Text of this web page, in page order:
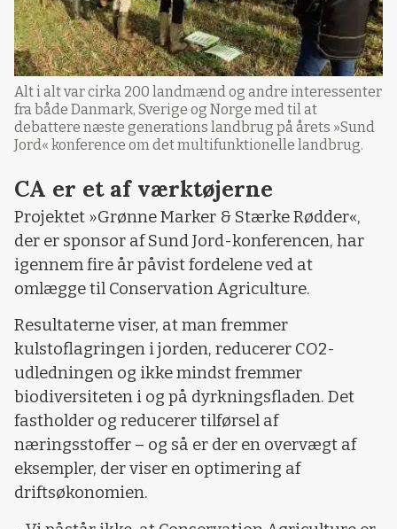
Alt i alt var cirka 200 landmænd og andre interessenter
fra både Danmark, Sverige og Norge med til at
debattere næste generations landbrug på årets »Sund
Jord« konference om det multifunktionelle landbrug.
CA er et af værktøjerne
Projektet »Grønne Marker & Stærke Rødder«,
der er sponsor af Sund Jord-konferencen, har
igennem fire år påvist fordelene ved at
omlægge til Conservation Agriculture.
Resultaterne viser, at man fremmer
kulstoflagringen i jorden, reducerer CO2-
udledningen og ikke mindst fremmer
biodiversiteten i og på dyrkningsfladen. Det
fastholder og reducerer tilførsel af
næringsstoffer – og så er der en overvægt af
eksempler, der viser en optimering af
driftsøkonomien.